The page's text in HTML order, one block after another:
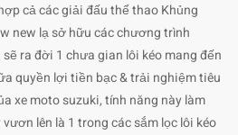
cả các giải đấu thể thao Khủng
new lạ sở hữu các chương trình
ra đời 1 chưa gian lôi kéo mang đến
quyền lợi tiền bạc & trải nghiệm tiêu
xe moto suzuki, tính năng này làm
lên là 1 trong các sắm lọc lôi kéo